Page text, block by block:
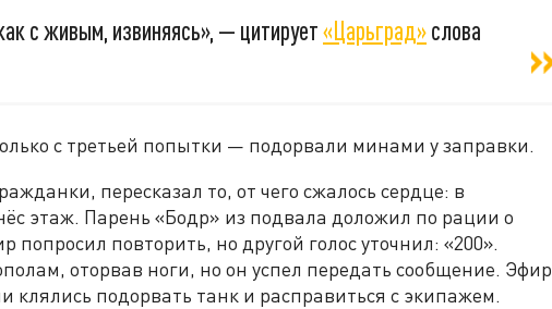
с живым, извиняясь», — цитирует«Царьград»слова
с третьей попытки — подорвали минами у заправки.
пересказал то, от чего сжалось сердце: в
этаж. Парень «Бодр» из подвала доложил по рации о
повторить, но другой голос уточнил: «200».
оторвав ноги, но он успел передать сообщение. Эфир
клялись подорвать танк и расправиться с экипажем.